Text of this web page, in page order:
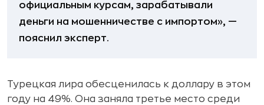
официальным курсам, зарабатывали
деньги на мошенничестве с импортом», —
пояснил эксперт.
Турецкая лира обесценилась к доллару в этом
году на 49%. Она заняла третье место среди